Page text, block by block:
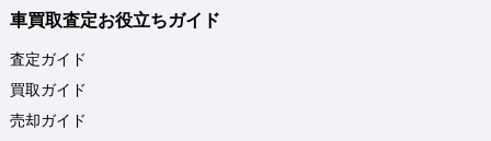
車買取査定お役立ちガイド
査定ガイド
買取ガイド
売却ガイド